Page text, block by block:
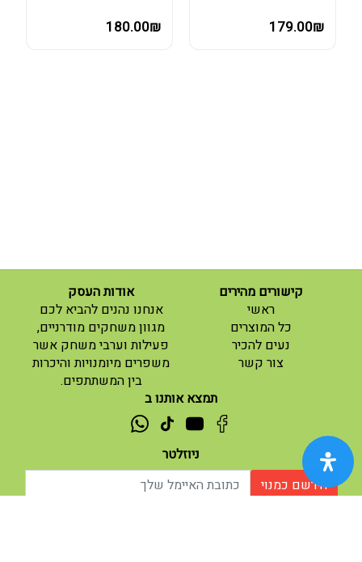
179.00₪
180.00₪
קישורים מהירים
ראשי
(current)
כל המוצרים
נעים להכיר
צור קשר
(current)
אודות העסק
אנחנו נהנים להביא לכם
מגוון משחקים מודרניים,
פעילות וערבי משחק אשר
משפרים מיומנויות והיכרות
בין המשתתפים.
תמצא אותנו ב
ניוזלטר
הירשם כמנוי